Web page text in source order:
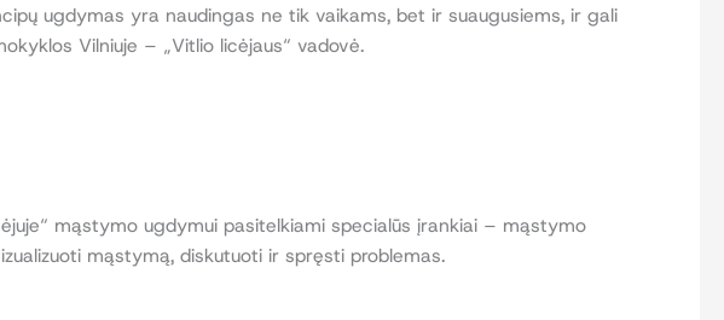
ugdymas yra naudingas ne tik vaikams, bet ir suaugusiems, ir gali
Vilniuje – „Vitlio licėjaus“ vadovė.
mąstymo ugdymui pasitelkiami specialūs įrankiai – mąstymo
mąstymą, diskutuoti ir spręsti problemas.